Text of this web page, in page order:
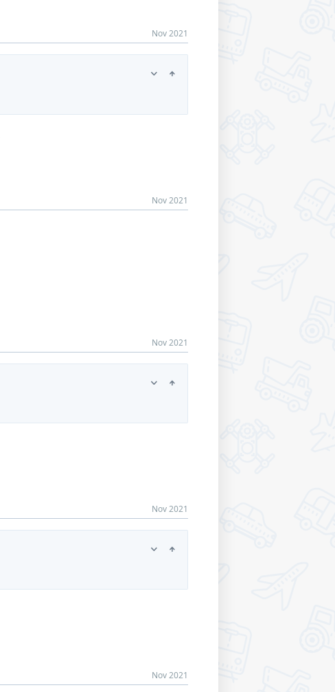
Nov 2021
Nov 2021
Nov 2021
Nov 2021
Nov 2021